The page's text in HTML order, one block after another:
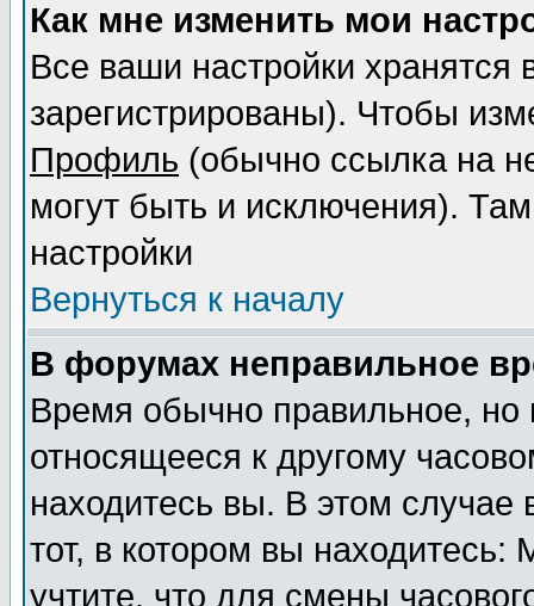
Как мне изменить мои
Все ваши настройки
зарегистрированы). Чтобы
Профиль (обычно ссылка на
могут быть и исключения).
настройки
Вернуться к началу
В форумах неправильное
Время обычно правильное,
относящееся к другому
находитесь вы. В этом
тот, в котором вы
учтите, что для смены